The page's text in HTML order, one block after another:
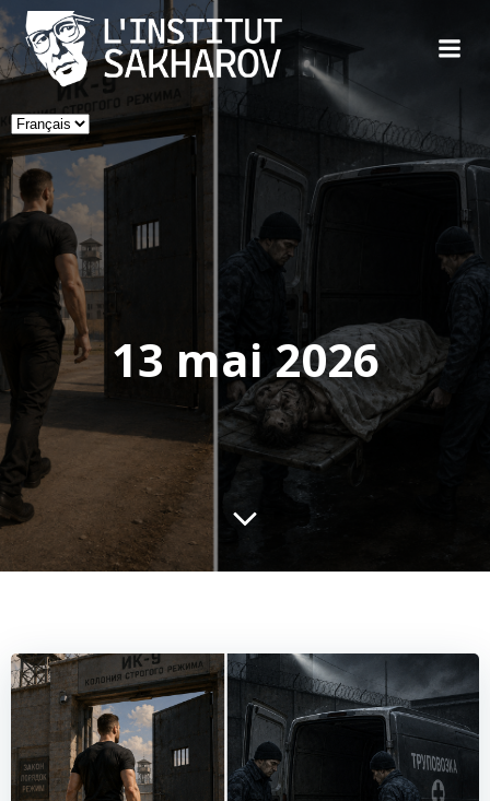
to
content
Choisir
une
langue
13 mai 2026